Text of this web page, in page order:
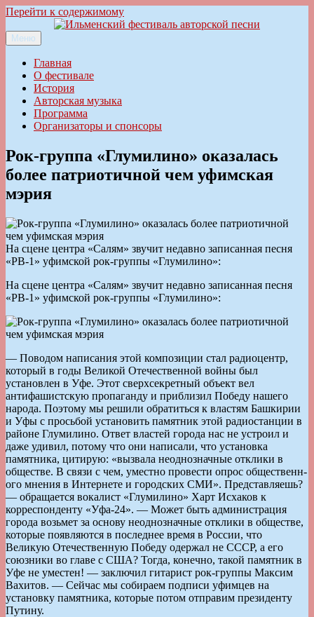
Перейти к содержимому
Ильменский фестиваль авторской песни
Меню
Главная
О фестивале
История
Авторская музыка
Программа
Организаторы и спонсоры
Рок-группа «Глумилино» оказалась
более патриотичной чем уфимская
мэрия
На сцене центра «Салям» звучит недавно записанная песня
«РВ-1» уфимской рок-группы «Глумилино»:
На сцене центра «Салям» звучит недавно записанная песня
«РВ-1» уфимской рок-группы «Глумилино»:
— Поводом написания этой композиции стал радиоцентр,
который в годы Великой Отечественной войны был
установлен в Уфе. Этот сверхсекретный объект вел
антифашистскую пропаганду и приблизил Победу нашего
народа. Поэтому мы решили обратиться к властям Башкирии
и Уфы с просьбой установить памятник этой радиостанции в
районе Глумилино. Ответ властей города нас не устроил и
даже удивил, потому что они написали, что установка
памятника, цитирую: «вызвала неоднознач­ные отклики в
обществе. В связи с чем, уместно провести опрос общественн­
ого мнения в Интернете и городских СМИ». Представляешь?
— обращается вокалист «Глумилино» Харт Исхаков к
корреспонденту «Уфа-24». — Может быть администрация
города возьмет за основу неоднозначные отклики в обществе,
которые появляются в последнее время в России, что
Великую Отечественную Победу одержал не СССР, а его
союзники во главе с США? Тогда, конечно, такой памятник в
Уфе не уместен! — заключил гитарист рок-группы Максим
Вахитов. — Сейчас мы собираем подписи уфимцев на
установку памятника, которые потом отправим президенту
Путину.